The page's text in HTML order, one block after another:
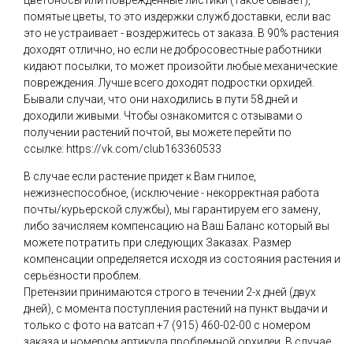
помятые цветы, то это издержки служб доставки, если вас
это не устраивает - воздержитесь от заказа. В 90% растения
доходят отлично, но если не добросовестные работники
кидают посылки, то может произойти любые механические
повреждения. Лучше всего доходят подростки орхидей.
Бывали случаи, что они находились в пути 58 дней и
доходили живыми. Чтобы ознакомится с отзывами о
получении растений почтой, вы можете перейти по
ссылке: https://vk.com/club163360533
В случае если растение придет к Вам гнилое,
нежизнеспособное, (исключение - некорректная работа
почты/курьерской службы), мы гарантируем его замену,
либо зачисляем компенсацию на Ваш Баланс который вы
можете потратить при следующих Заказах. Размер
компенсации определяется исходя из состояния растения и
серьёзности проблем.
Претензии принимаются строго в течении 2-х дней (двух
дней), с момента поступления растений на пункт выдачи и
только с фото на ватсап +7 (915) 460-02-00 с номером